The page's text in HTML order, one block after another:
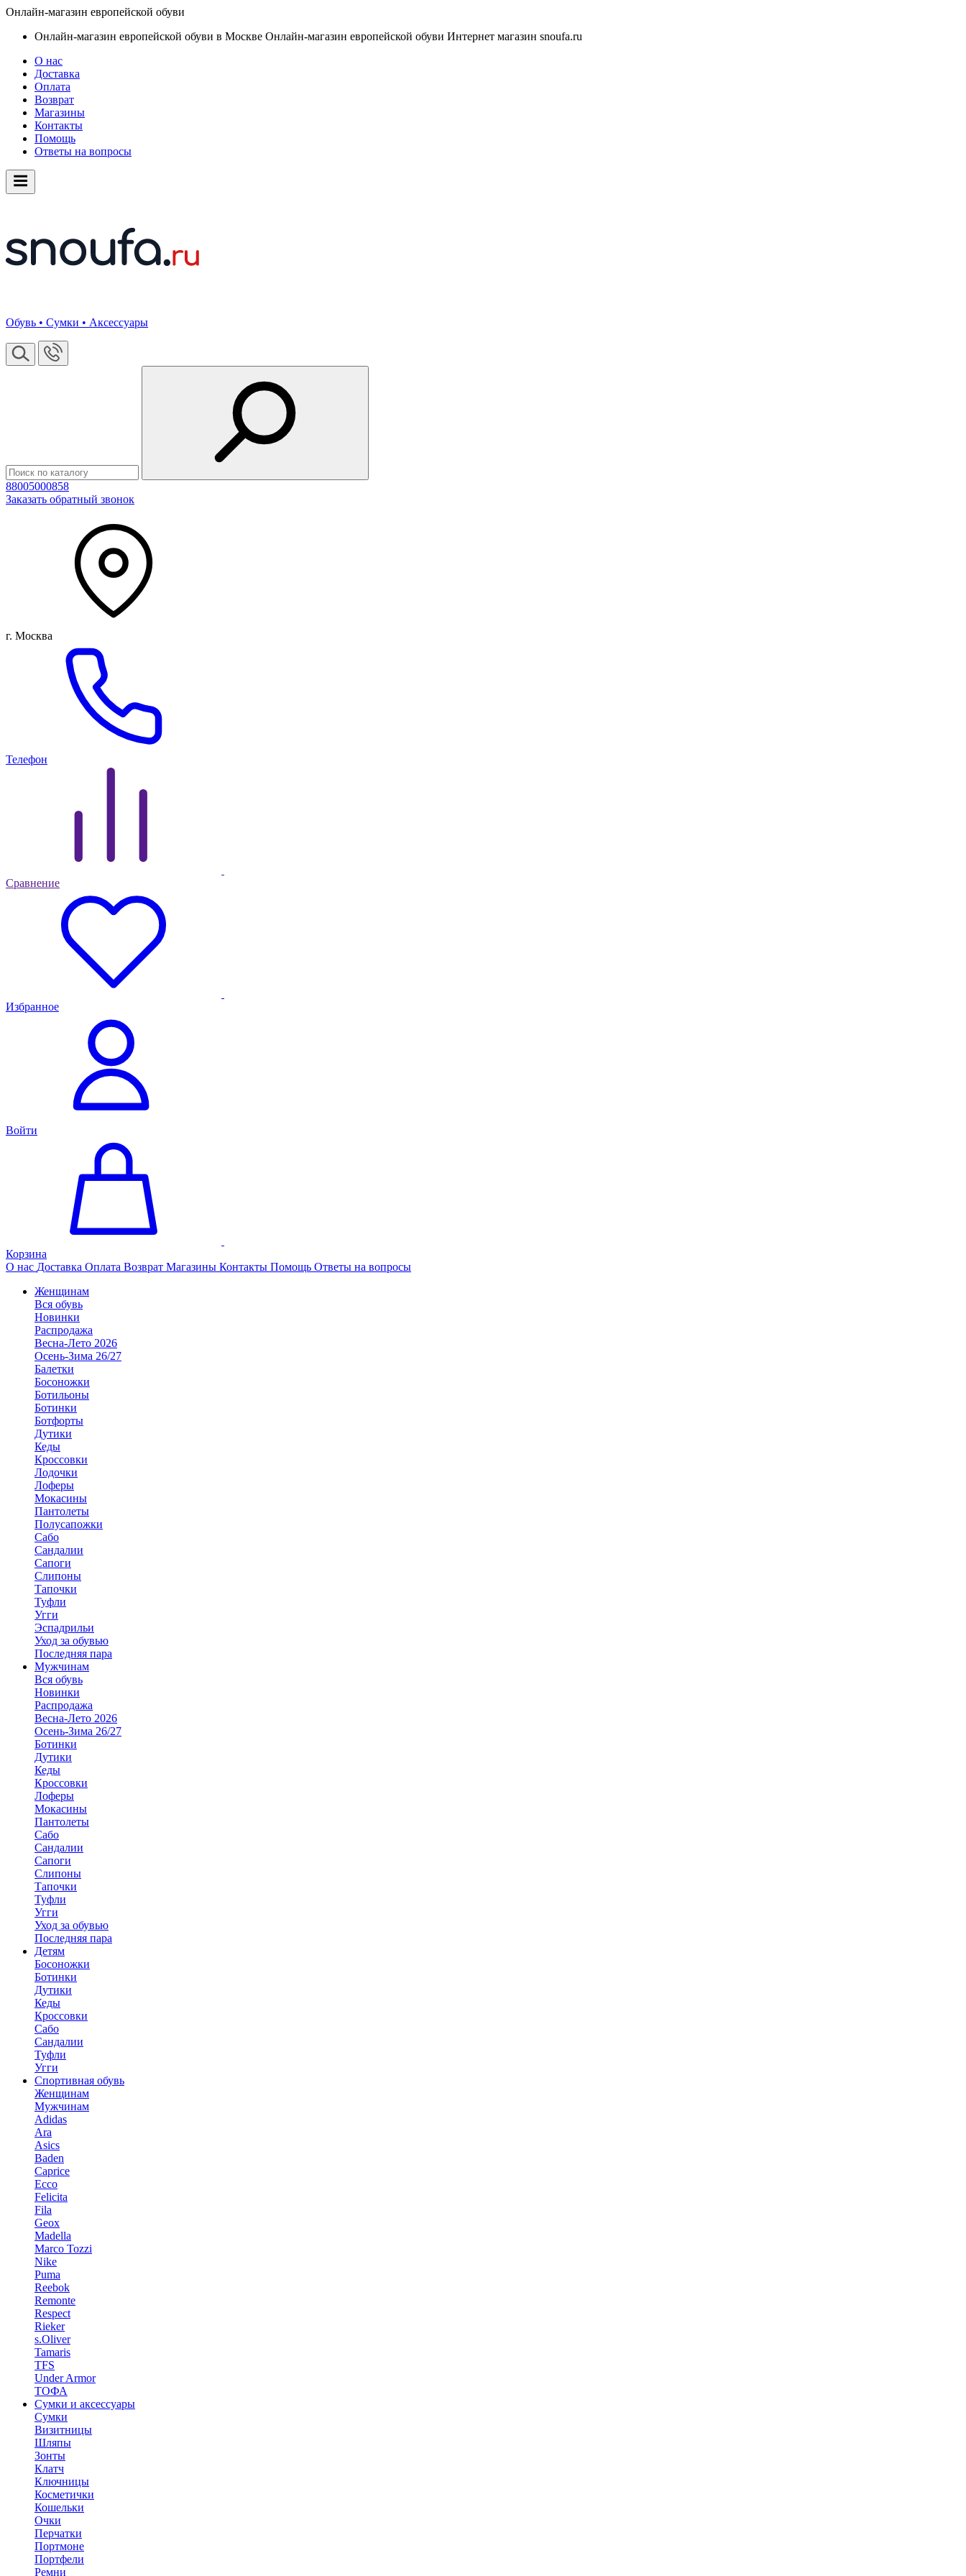
Онлайн-магазин европейской обуви
Онлайн-магазин европейской обуви в Москве Онлайн-магазин европейской обуви Интернет магазин snoufa.ru
О нас
Доставка
Оплата
Возврат
Магазины
Контакты
Помощь
Ответы на вопросы
Обувь • Сумки • Аксессуары
88005000858
Заказать обратный звонок
г. Москва
Телефон
Сравнение
Избранное
Войти
Корзина
О нас Доставка Оплата Возврат Магазины Контакты Помощь Ответы на вопросы
Женщинам
Вся обувь
Новинки
Распродажа
Весна-Лето 2026
Осень-Зима 26/27
Балетки
Босоножки
Ботильоны
Ботинки
Ботфорты
Дутики
Кеды
Кроссовки
Лодочки
Лоферы
Мокасины
Пантолеты
Полусапожки
Сабо
Сандалии
Сапоги
Слипоны
Тапочки
Туфли
Угги
Эспадрильи
Уход за обувью
Последняя пара
Мужчинам
Вся обувь
Новинки
Распродажа
Весна-Лето 2026
Осень-Зима 26/27
Ботинки
Дутики
Кеды
Кроссовки
Лоферы
Мокасины
Пантолеты
Сабо
Сандалии
Сапоги
Слипоны
Тапочки
Туфли
Угги
Уход за обувью
Последняя пара
Детям
Босоножки
Ботинки
Дутики
Кеды
Кроссовки
Сабо
Сандалии
Туфли
Угги
Спортивная обувь
Женщинам
Мужчинам
Adidas
Ara
Asics
Baden
Caprice
Ecco
Felicita
Fila
Geox
Madella
Marco Tozzi
Nike
Puma
Reebok
Remonte
Respect
Rieker
s.Oliver
Tamaris
TFS
Under Armor
ТОФА
Сумки и аксессуары
Сумки
Визитницы
Шляпы
Зонты
Клатч
Ключницы
Косметички
Кошельки
Очки
Перчатки
Портмоне
Портфели
Ремни